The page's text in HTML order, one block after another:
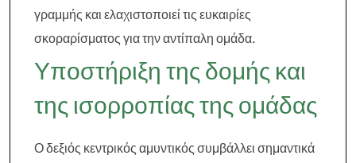
γραμμής και ελαχιστοποιεί τις ευκαιρίες
σκοραρίσματος για την αντίπαλη ομάδα.
Υποστήριξη της δομής και
της ισορροπίας της ομάδας
Ο δεξιός κεντρικός αμυντικός συμβάλλει σημαντικά